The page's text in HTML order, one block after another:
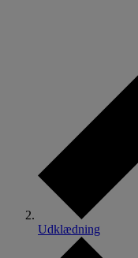
Udklædning